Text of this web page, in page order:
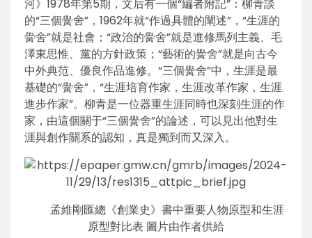
河》1978年第5期，文后有一個“編者附記”：柳青談
的“三個黌舍”，1962年就“作過具體的闡述”，“生涯的
黌舍”就是社會；“政治的黌舍”就是進修馬列主義、毛
澤東思惟、黨的方針政策；“藝術的黌舍”就是向古今
中外典范、優良作品進修。“三個黌舍”中，生涯是最
基礎的“黌舍”，“生涯培育作家，生涯改革作家，生涯
進步作家”。柳青是一位器重生涯同時也深刻生涯的作
家，由這個關于“三個黌舍”的論述，可以見出他對生
涯與創作關系的認知，真是獨到而又深入。
孟維剛匯總《創業史》書中重要人物原型和生涯
原型對比表 圖片由作者供給